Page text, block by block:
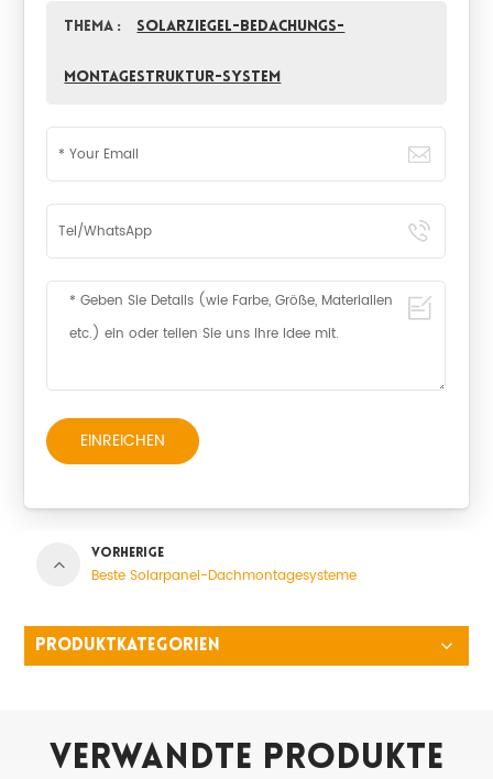
Thema : Solarziegel-Bedachungs-
Montagestruktur-System
EINREICHEN
VORHERIGE
Beste Solarpanel-Dachmontagesysteme
PRODUKTKATEGORIEN
Verwandte Produkte